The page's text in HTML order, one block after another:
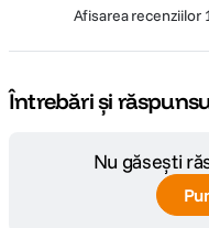
Hi-
Mod alimentare Li-ion
afisarea recenziilor
Întrebări și
Nu găsești